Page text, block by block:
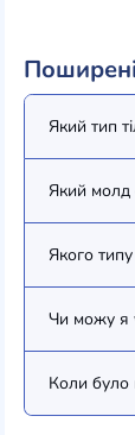
Який тип
Який молд
Якого
Чи можу я
Коли було